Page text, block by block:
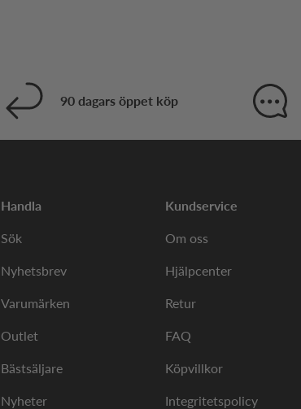
90 dagars öppet köp
Handla
Sök
Nyhetsbrev
Varumärken
Outlet
Bästsäljare
Nyheter
Kundservice
Om oss
Hjälpcenter
Retur
FAQ
Köpvillkor
Integritetspolicy